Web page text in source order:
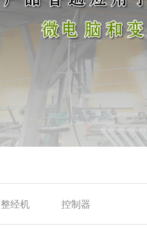
整经机 控制器